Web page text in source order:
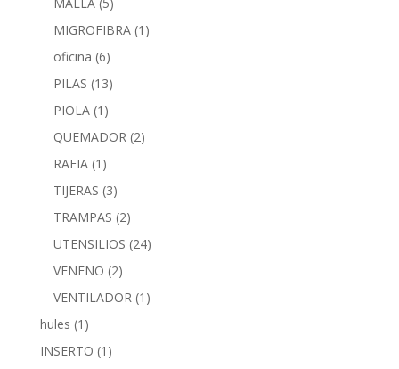
MIGROFIBRA (1)
oficina (6)
PILAS (13)
PIOLA (1)
QUEMADOR (2)
RAFIA (1)
TIJERAS (3)
TRAMPAS (2)
UTENSILIOS (24)
VENENO (2)
VENTILADOR (1)
hules (1)
INSERTO (1)